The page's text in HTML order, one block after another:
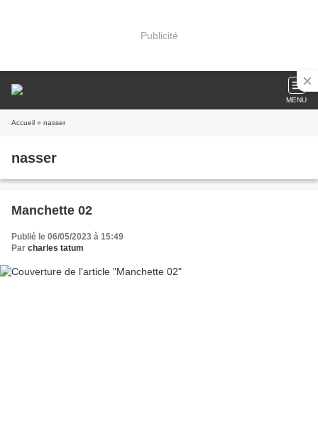
Publicité
MENU
Accueil » nasser
nasser
Manchette 02
Publié le 06/05/2023 à 15:49
Par charles tatum